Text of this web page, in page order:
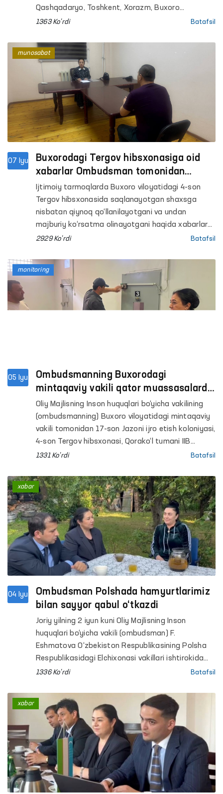
Qashqadaryo, Toshkent, Xorazm, Buxoro
viloyatlari hamda Toshkent shahridagi umumta’lim
hududlardagi mintaqaviy vakillari tomonidan
o‘tkazilgan darslarda 800 nafardan ortiq o‘quvchi
qamrab olindi.
1363 Ko'rdi Batafsil
07 Iyu
Buxorodagi Tergov hibsxonasiga oid
xabarlar Ombudsman tomonidan
o‘rganildi
Ijtimoiy tarmoqlarda Buxoro viloyatidagi 4-son
Tergov hibsxonasida saqlanayotgan shaxsga
nisbatan qiynoq qo‘llanilayotgani va undan
majburiy ko‘rsatma olinayotgani haqida xabarlar
tarqaldi.
2929 Ko'rdi Batafsil
munosabat
05 Iyu
Ombudsmanning Buxorodagi
mintaqaviy vakili qator muassasalarda
monitoring o‘tkazdi
Oliy Majlisning Inson huquqlari bo‘yicha vakilining
(ombudsmanning) Buxoro viloyatidagi mintaqaviy
vakili tomonidan 17-son Jazoni ijro etish koloniyasi,
4-son Tergov hibsxonasi, Qorako‘l tumani IIB
Vaqtincha saqlash hibsxonasi va shu tumandagi
ixtisoslashtirilgan ruhiy salomatlik ilmiy-amaliy
tibbiyot markazining psixiatriya xizmati bo‘yicha
Buxoro viloyat filialiga monitoring tashriflari
amalga oshirildi.
1331 Ko'rdi Batafsil
monitoring
04 Iyu
Ombudsman Polshada hamyurtlarimiz
bilan sayyor qabul o‘tkazdi
Joriy yilning 2 iyun kuni Oliy Majlisning Inson
huquqlari bo‘yicha vakili (ombudsman) F.
Eshmatova O‘zbekiston Respublikasining Polsha
Respublikasidagi Elchixonasi vakillari ishtirokida
Polshada vaqtincha mehnat faoliyatini amalga
1336 Ko'rdi Batafsil
xabar
xabar